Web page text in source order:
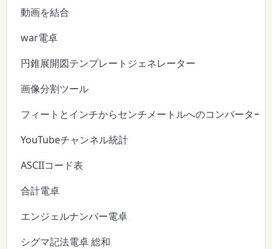
動画を結合
war電卓
円錐展開図テンプレートジェネレーター
画像分割ツール
フィートとインチからセンチメートルへのコンバーター
YouTubeチャンネル統計
ASCIIコード表
合計電卓
エンジェルナンバー電卓
シグマ記法電卓 総和